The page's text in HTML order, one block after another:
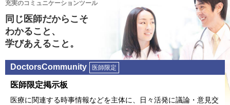
充実のコミュニケーションツール
同じ医師だからこそ
わかること、
学びあえること。
DoctorsCommunity 医師限定
医師限定掲⽰板
医療に関連する時事情報などを主体に、⽇々活発に議論・意⾒交